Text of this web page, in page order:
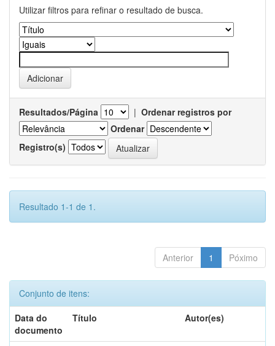
Utilizar filtros para refinar o resultado de busca.
Resultados/Página | Ordenar registros por
Ordenar
Registro(s)
Resultado 1-1 de 1.
Anterior 1 Póximo
Conjunto de itens:
Data do
documento
Título Autor(es)